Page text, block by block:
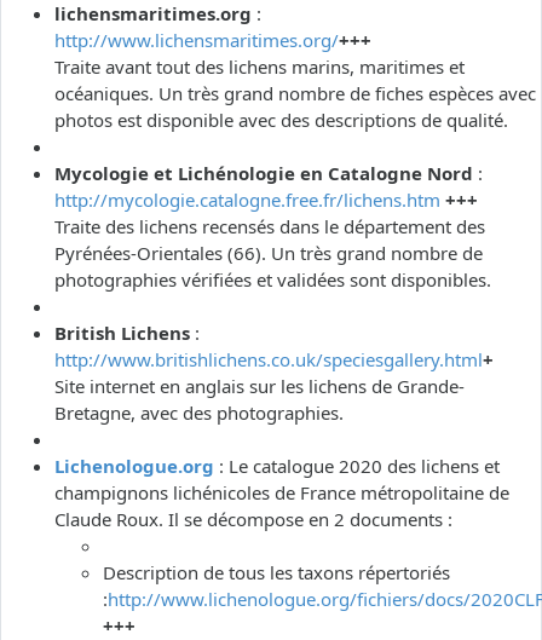
lichensmaritimes.org :
http://www.lichensmaritimes.org/+++
Traite avant tout des lichens marins, maritimes et
océaniques. Un très grand nombre de fiches espèces avec
photos est disponible avec des descriptions de qualité.
Mycologie et Lichénologie en Catalogne Nord :
http://mycologie.catalogne.free.fr/lichens.htm +++
Traite des lichens recensés dans le département des
Pyrénées-Orientales (66). Un très grand nombre de
photographies vérifiées et validées sont disponibles.
British Lichens :
http://www.britishlichens.co.uk/speciesgallery.html+
Site internet en anglais sur les lichens de Grande-
Bretagne, avec des photographies.
Lichenologue.org : Le catalogue 2020 des lichens et
champignons lichénicoles de France métropolitaine de
Claude Roux. Il se décompose en 2 documents :
Description de tous les taxons répertoriés
:http://www.lichenologue.org/fichiers/docs/
+++